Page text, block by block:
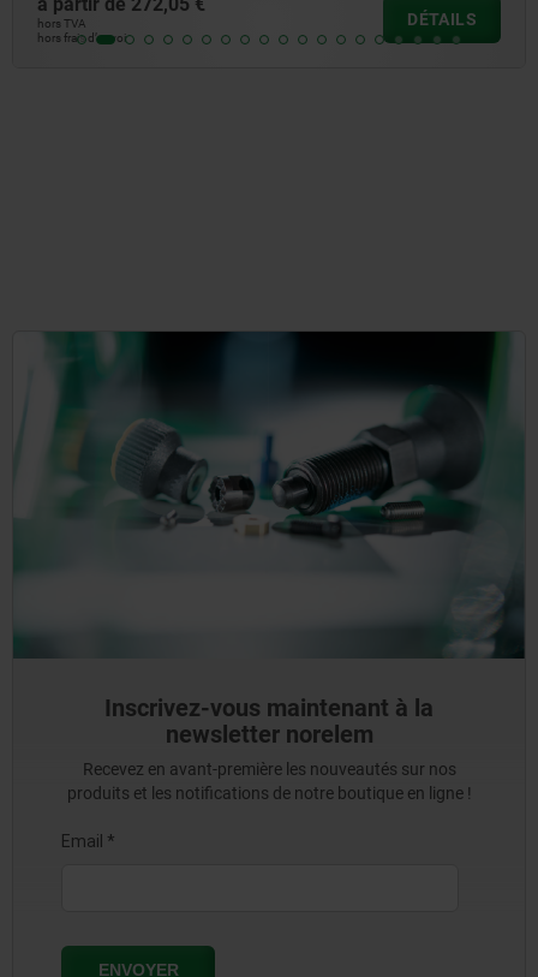
hors TVA
hors frais d’envoi
DÉTAILS
Inscrivez-vous maintenant à la
newsletter norelem
Recevez en avant-première les nouveautés sur nos
produits et les notifications de notre boutique en ligne !